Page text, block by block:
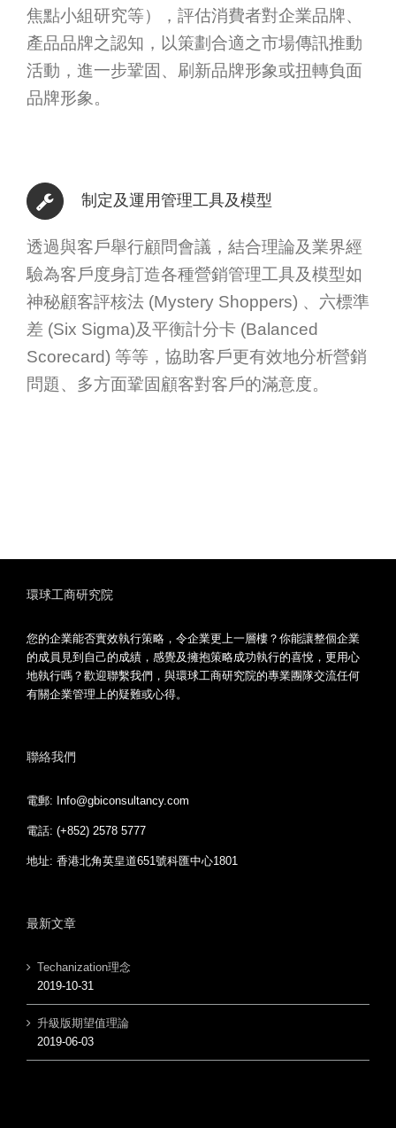
焦點小組研究等），評估消費者對企業品牌、
產品品牌之認知，以策劃合適之市場傳訊推動
活動，進一步鞏固、刷新品牌形象或扭轉負面
品牌形象。
制定及運用管理工具及模型
透過與客戶舉行顧問會議，結合理論及業界經
驗為客戶度身訂造各種營銷管理工具及模型如
神秘顧客評核法 (Mystery Shoppers) 、六標準
差 (Six Sigma)及平衡計分卡 (Balanced
Scorecard) 等等，協助客戶更有效地分析營銷
問題、多方面鞏固顧客對客戶的滿意度。
環球工商研究院
您的企業能否實效執行策略，令企業更上一層樓？你能讓整個企業
的成員見到自己的成績，感覺及擁抱策略成功執行的喜悅，更用心
地執行嗎？歡迎聯繫我們，與環球工商研究院的專業團隊交流任何
有關企業管理上的疑難或心得。
聯絡我們
電郵: Info@gbiconsultancy.com
電話: (+852) 2578 5777
地址: 香港北角英皇道651號科匯中心1801
最新文章
Techanization理念
2019-10-31
升級版期望值理論
2019-06-03